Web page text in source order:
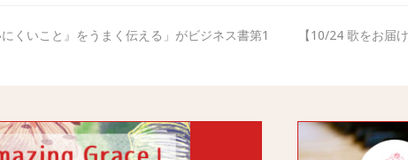
くいこと』をうまく伝える」がビジネス書第1
【10/24 歌をお届